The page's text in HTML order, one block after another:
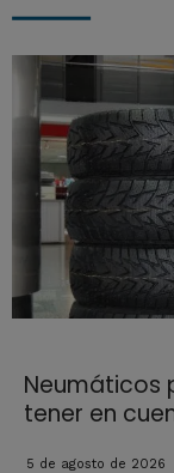
Neumáticos
tener en
5 de agosto de 2026